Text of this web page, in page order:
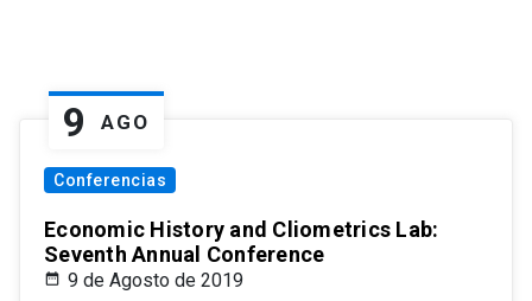
9 AGO
Conferencias
Economic History and Cliometrics Lab:
Seventh Annual Conference
9 de Agosto de 2019